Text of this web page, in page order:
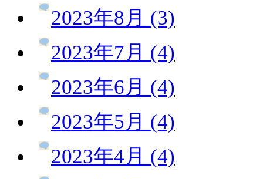
2023年8月 (3)
2023年7月 (4)
2023年6月 (4)
2023年5月 (4)
2023年4月 (4)